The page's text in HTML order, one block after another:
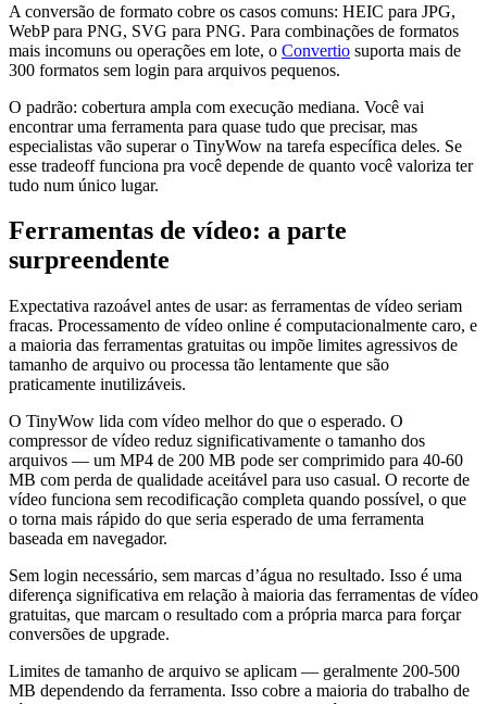
A conversão de formato cobre os casos comuns: HEIC para JPG,
WebP para PNG, SVG para PNG. Para combinações de formatos
mais incomuns ou operações em lote, o Convertio suporta mais de
300 formatos sem login para arquivos pequenos.
O padrão: cobertura ampla com execução mediana. Você vai
encontrar uma ferramenta para quase tudo que precisar, mas
especialistas vão superar o TinyWow na tarefa específica deles. Se
esse tradeoff funciona pra você depende de quanto você valoriza ter
tudo num único lugar.
Ferramentas de vídeo: a parte
surpreendente
Expectativa razoável antes de usar: as ferramentas de vídeo seriam
fracas. Processamento de vídeo online é computacionalmente caro, e
a maioria das ferramentas gratuitas ou impõe limites agressivos de
tamanho de arquivo ou processa tão lentamente que são
praticamente inutilizáveis.
O TinyWow lida com vídeo melhor do que o esperado. O
compressor de vídeo reduz significativamente o tamanho dos
arquivos — um MP4 de 200 MB pode ser comprimido para 40-60
MB com perda de qualidade aceitável para uso casual. O recorte de
vídeo funciona sem recodificação completa quando possível, o que
o torna mais rápido do que seria esperado de uma ferramenta
baseada em navegador.
Sem login necessário, sem marcas d’água no resultado. Isso é uma
diferença significativa em relação à maioria das ferramentas de vídeo
gratuitas, que marcam o resultado com a própria marca para forçar
conversões de upgrade.
Limites de tamanho de arquivo se aplicam — geralmente 200-500
MB dependendo da ferramenta. Isso cobre a maioria do trabalho de